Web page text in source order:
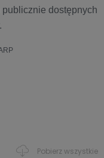
dostępnych
Pobierz wszystkie